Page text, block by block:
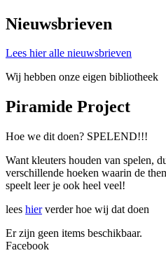
Nieuwsbrieven
Lees hier alle nieuwsbrieven
Wij hebben onze eigen bibliotheek
Piramide Project
Hoe we dit doen? SPELEND!!!
Want kleuters houden van spelen,
verschillende hoeken waarin de
speelt leer je ook heel veel!
lees hierverder hoe wij dat doen
Er zijn geen items beschikbaar.
Facebook